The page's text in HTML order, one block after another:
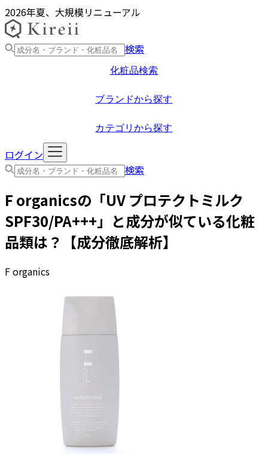
2026年夏、大規模リニューアル
検索
化粧品検索
ブランドから探す
カテゴリから探す
ログイン
検索
F organicsの「UV プロテクトミルク
SPF30/PA+++ 」と成分が似ている化粧
品類は？【成分徹底解析】
F organics